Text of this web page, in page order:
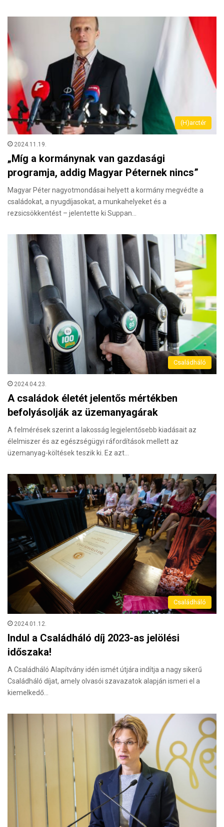
(H)arctér
2024.11.19.
„Míg a kormánynak van gazdasági
programja, addig Magyar Péternek nincs”
Magyar Péter nagyotmondásai helyett a kormány megvédte a
családokat, a nyugdíjasokat, a munkahelyeket és a
rezsicsökkentést – jelentette ki Suppan…
Családháló
2024.04.23.
A családok életét jelentős mértékben
befolyásolják az üzemanyagárak
A felmérések szerint a lakosság legjelentősebb kiadásait az
élelmiszer és az egészségügyi ráfordítások mellett az
üzemanyag-költések teszik ki. Ez azt…
Családháló
2024.01.12.
Indul a Családháló díj 2023-as jelölési
időszaka!
A Családháló Alapítvány idén ismét útjára indítja a nagy sikerű
Családháló díjat, amely olvasói szavazatok alapján ismeri el a
kiemelkedő…